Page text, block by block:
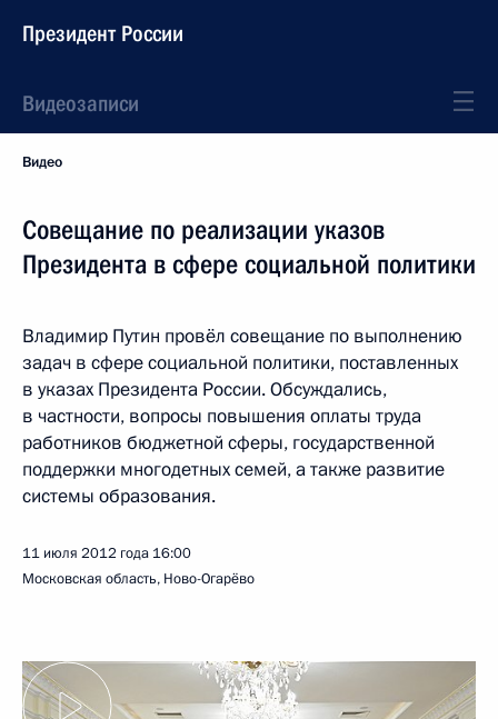
Президент России
Видеозаписи
Видео
Совещание по реализации указов
Президента в сфере социальной политики
Владимир Путин провёл совещание по выполнению
задач в сфере социальной политики, поставленных
в указах Президента России. Обсуждались,
в частности, вопросы повышения оплаты труда
работников бюджетной сферы, государственной
поддержки многодетных семей, а также развитие
системы образования.
11 июля 2012 года 16:00
Московская область, Ново-Огарёво